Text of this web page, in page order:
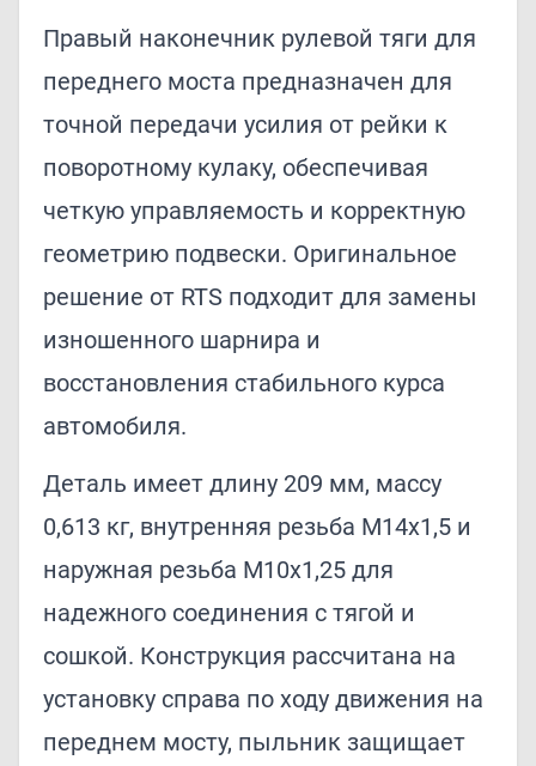
Правый наконечник рулевой тяги для
переднего моста предназначен для
точной передачи усилия от рейки к
поворотному кулаку, обеспечивая
четкую управляемость и корректную
геометрию подвески. Оригинальное
решение от RTS подходит для замены
изношенного шарнира и
восстановления стабильного курса
автомобиля.
Деталь имеет длину 209 мм, массу
0,613 кг, внутренняя резьба M14x1,5 и
наружная резьба M10x1,25 для
надежного соединения с тягой и
сошкой. Конструкция рассчитана на
установку справа по ходу движения на
переднем мосту, пыльник защищает